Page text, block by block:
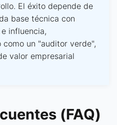
El éxito depende de
base técnica con
influencia,
como un "auditor verde",
valor empresarial
(FAQ)